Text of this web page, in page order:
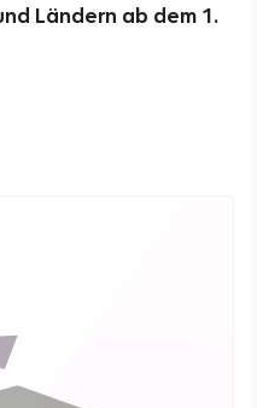
Ländern ab dem 1.